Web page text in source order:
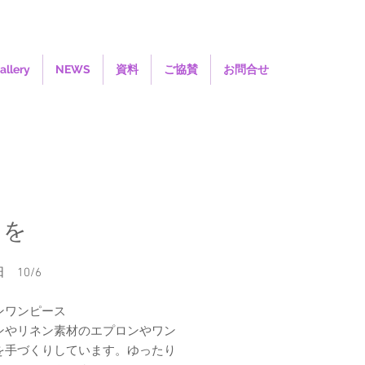
NEWS 資料 ご協賛 お問合せ
10/6
ワンピース
やリネン素材のエプロンやワン
手づくりしています。ゆったり